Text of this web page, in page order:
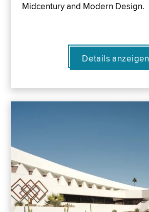
Midcentury and Modern Design.
Details anzeigen